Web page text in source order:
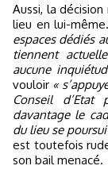
Aussi, la
lieu en lui-même.
espaces dédiés
tiennent
aucune
vouloir «
Conseil
davantage le
du lieu se
est toutefois
son bail menacé.